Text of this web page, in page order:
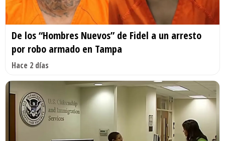
De los “Hombres Nuevos” de Fidel a un arresto
por robo armado en Tampa
Hace 2 días